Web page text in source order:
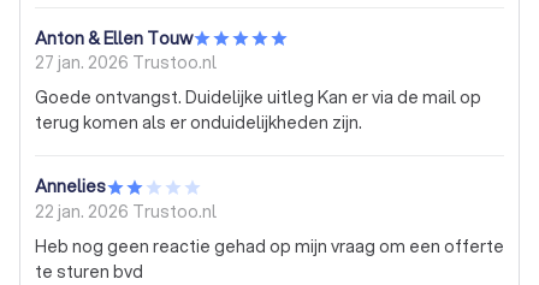
Anton & Ellen Touw
27 jan. 2026 Trustoo.nl
Goede ontvangst. Duidelijke uitleg Kan er via de mail op
terug komen als er onduidelijkheden zijn.
Annelies
22 jan. 2026 Trustoo.nl
Heb nog geen reactie gehad op mijn vraag om een offerte
te sturen bvd